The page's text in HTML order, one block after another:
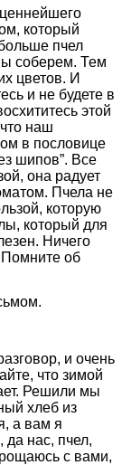
который
пчел
соберем. Тем
цветов. И
и не будете в
этой
наш
в пословице
шипов”. Все
она радует
Пчела не
которую
который для
Ничего
об
и очень
что зимой
Решили мы
хлеб из
а вам я
да нас, пчел,
с вами,